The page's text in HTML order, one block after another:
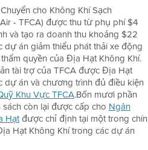
cho Không Khí Sạch
- TFCA) được thu từ phụ phí $4
và tạo ra doanh thu khoảng $22
dự án giảm thiểu phát thải xe động
quyền của Địa Hạt Không Khí.
tài trợ của TFCA được Địa Hạt
dự án và chương trình đủ điều kiện
Khu Vực TFCA.Bốn mươi phần
còn lại được cấp cho Ngân
Hạtđược chỉ định tại một trong chín
Hạt Không Khí trong các dự án